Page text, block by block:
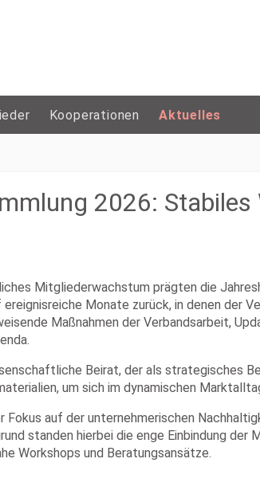
Kooperationen Aktuelles
2026: Stabiles
Mitgliederwachstum prägten die
Monate zurück, in denen der
Maßnahmen der Verbandsarbeit,
Beirat, der als strategisches
um sich im dynamischen
auf der unternehmerischen
standen hierbei die enge Einbindung
Workshops und Beratungsansätze.